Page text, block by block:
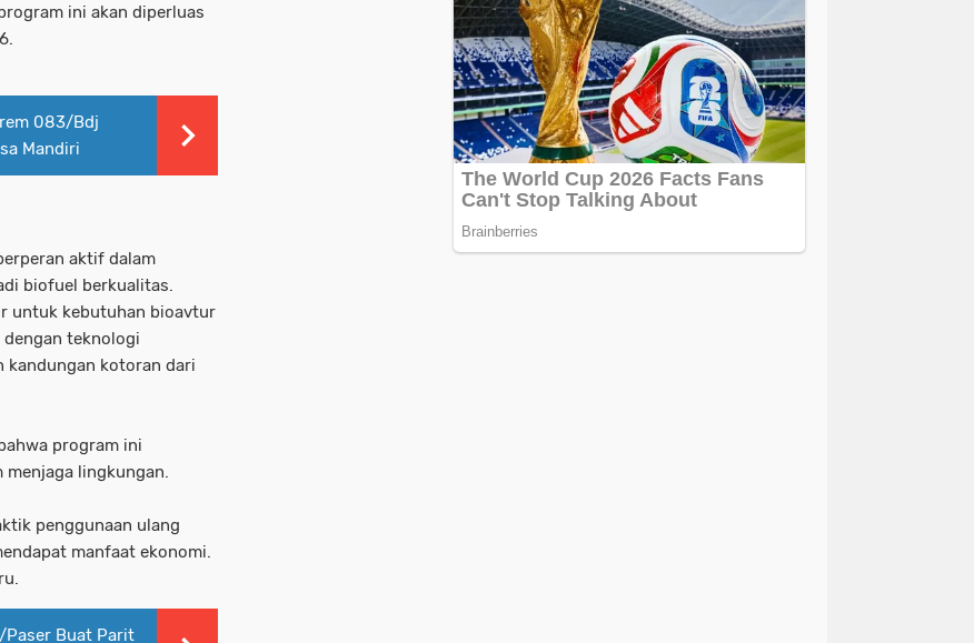
ini akan diperluas
083/Bdj
Mandiri
aktif dalam
biofuel berkualitas.
untuk kebutuhan bioavtur
teknologi
kandungan kotoran dari
program ini
menjaga lingkungan.
penggunaan ulang
manfaat ekonomi.
Paser Buat Parit